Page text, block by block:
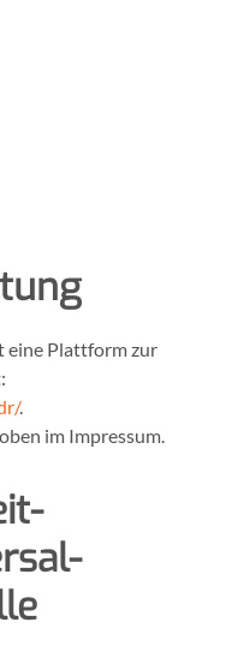
eine Plattform zur
.
im Impressum.